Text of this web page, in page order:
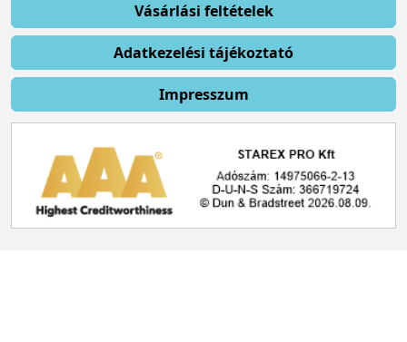
Vásárlási feltételek
Adatkezelési tájékoztató
Impresszum